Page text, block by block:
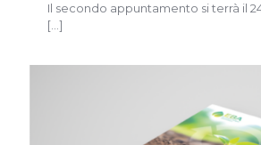
Il secondo appuntamento si terrà il
[…]